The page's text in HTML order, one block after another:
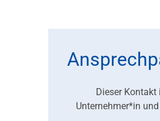
Dieser
Unternehmer*in